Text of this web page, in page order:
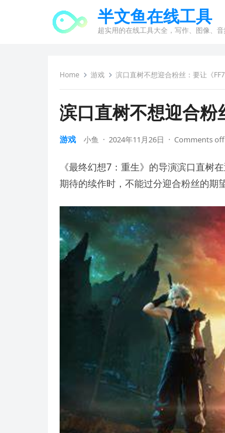
半文鱼在线工具
超实用的在线工具大全，写作、图像、
Home 游戏 滨口直树不想迎合粉丝：要让《
滨口直树不想迎合粉
游戏 小鱼 · 2024年11月26日 · Comments off
《最终幻想7：重生》的导演滨口直树
期待的续作时，不能过分迎合粉丝的期